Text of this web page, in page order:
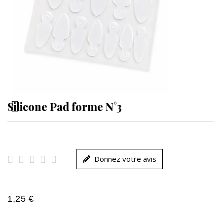
Silicone Pad forme N°3
     Donnez votre avis
1,25 €